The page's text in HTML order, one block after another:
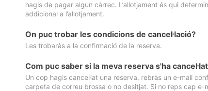
hagis de pagar algun càrrec. L’allotjament és qui
addicional a l’allotjament.
On puc trobar les condicions de cancel·lació?
Les trobaràs a la confirmació de la reserva.
Com puc saber si la meva reserva s'ha
Un cop hagis cancel·lat una reserva, rebràs un e-mail
carpeta de correu brossa o no desitjat. Si no reps cap e-